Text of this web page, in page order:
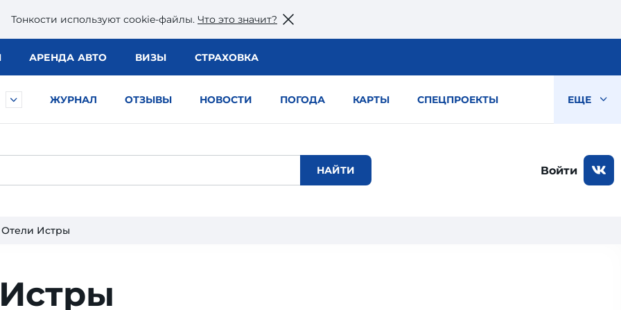
Тонкости используют сookie-файлы. Что это значит?
АРЕНДА АВТО ВИЗЫ СТРАХОВКА
ЖУРНАЛ ОТЗЫВЫ НОВОСТИ ПОГОДА КАРТЫ СПЕЦПРОЕКТЫ ЕЩЕ
Войти
Отели Истры